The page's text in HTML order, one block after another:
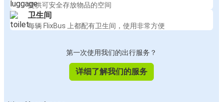
提供可安全存放物品的空间
卫生间
每辆 FlixBus 上都配有卫生间，使用非常方便
第一次使用我们的出行服务？
详细了解我们的服务